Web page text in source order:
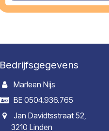
Bedrijfsgegevens
Marleen Nijs
BE 0504.936.765
Jan Davidtsstraat 52,
3210 Linden